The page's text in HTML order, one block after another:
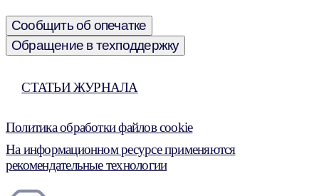
Сообщить об опечатке
Обращение в техподдержку
СТАТЬИ ЖУРНАЛА
Политика обработки файлов cookie
На информационном ресурсе применяются
рекомендательные технологии